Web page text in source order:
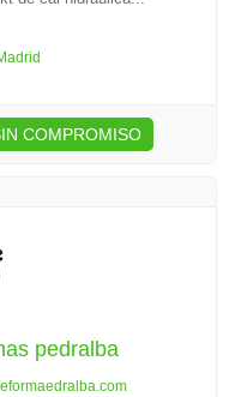
COMPROMISO
pedralba